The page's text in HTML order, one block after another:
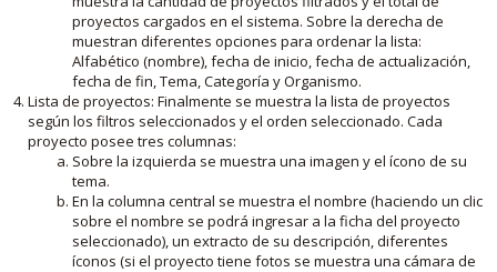
proyectos cargados en el sistema. Sobre la derecha de
muestran diferentes opciones para ordenar la lista:
Alfabético (nombre), fecha de inicio, fecha de actualización,
fecha de fin, Tema, Categoría y Organismo.
Lista de proyectos: Finalmente se muestra la lista de proyectos
según los filtros seleccionados y el orden seleccionado. Cada
proyecto posee tres columnas:
Sobre la izquierda se muestra una imagen y el ícono de su
tema.
En la columna central se muestra el nombre (haciendo un clic
sobre el nombre se podrá ingresar a la ficha del proyecto
seleccionado), un extracto de su descripción, diferentes
íconos (si el proyecto tiene fotos se muestra una cámara de